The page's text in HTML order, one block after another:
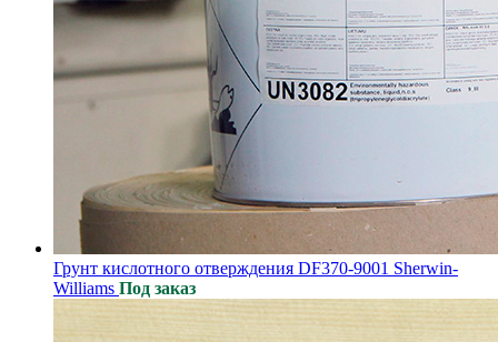
Грунт кислотного отверждения DF370-9001 Sherwin-
Williams Под заказ